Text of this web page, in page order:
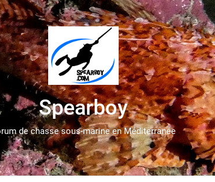
Spearboy
de chasse sous-marine en Méditerranée